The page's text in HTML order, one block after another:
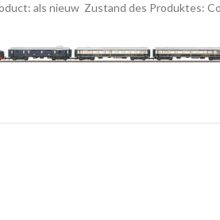
als nieuw Zustand des Produktes: